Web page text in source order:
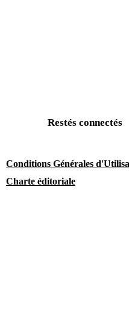
Restés connectés
Conditions Générales
Charte éditoriale